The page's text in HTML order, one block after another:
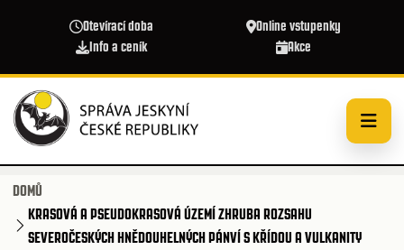
Otevírací doba
Online vstupenky
Info a ceník
Akce
DOMŮ
KRASOVÁ A PSEUDOKRASOVÁ ÚZEMÍ ZHRUBA ROZSAHU
SEVEROČESKÝCH HNĚDOUHELNÝCH PÁNVÍ S KŘÍDOU A VULKANITY